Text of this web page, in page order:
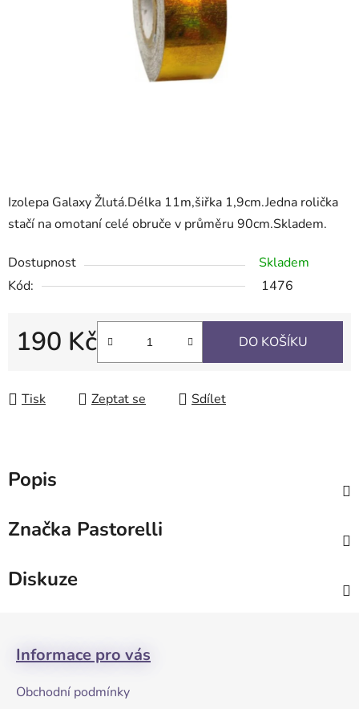
Izolepa Galaxy Žlutá.Délka 11m,šiřka 1,9cm.Jedna rolička
stačí na omotaní celé obruče v průměru 90cm.Skladem.
Dostupnost
Skladem
Kód:
1476
190 Kč DO KOŠÍKU
Tisk Zeptat se Sdílet
Popis
Značka Pastorelli
Diskuze
Informace pro vás
Obchodní podmínky